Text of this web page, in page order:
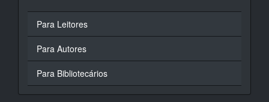
Para Leitores
Para Autores
Para Bibliotecários